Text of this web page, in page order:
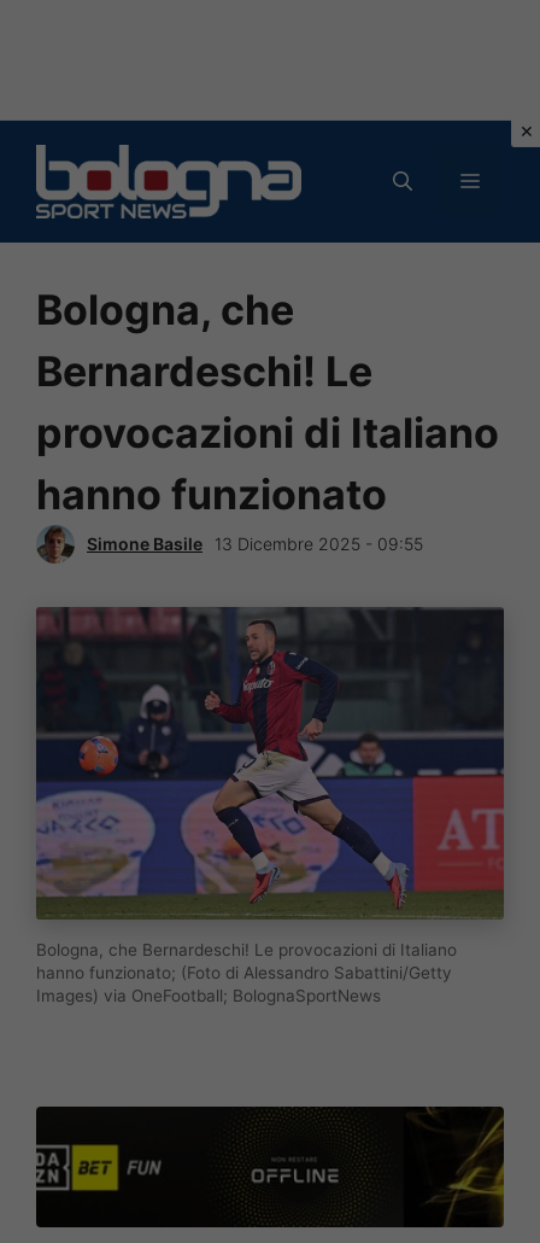
contenuto
MENU
Bologna, che
Bernardeschi! Le
provocazioni di Italiano
hanno funzionato
Simone Basile 13 Dicembre 2025 - 09:55
Bologna, che Bernardeschi! Le provocazioni di Italiano
hanno funzionato; (Foto di Alessandro Sabattini/Getty
Images) via OneFootball; BolognaSportNews